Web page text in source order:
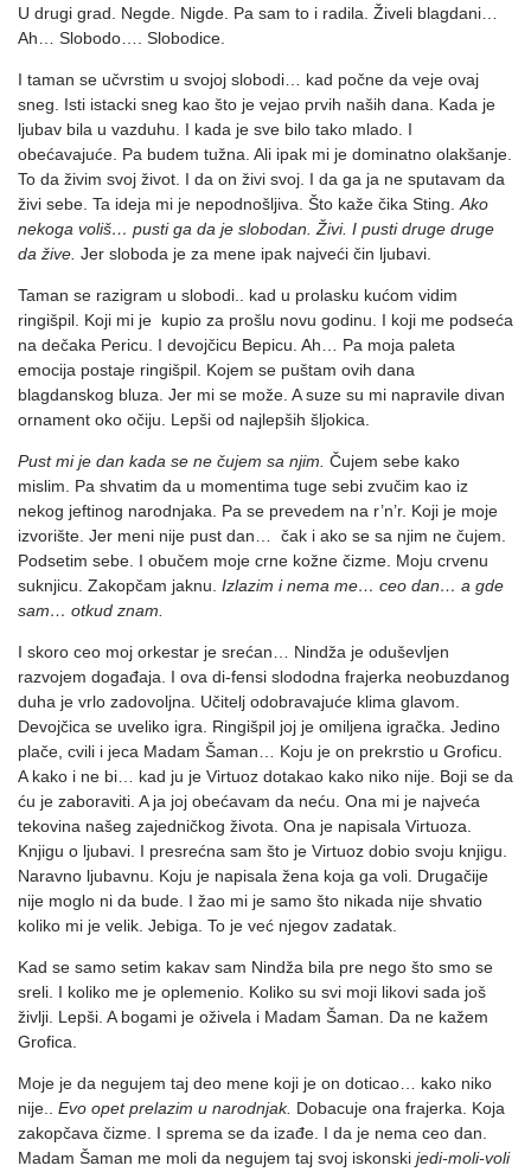
U drugi grad. Negde. Nigde. Pa sam to i radila. Živeli blagdani…
Ah… Slobodo…. Slobodice.
I taman se učvrstim u svojoj slobodi… kad počne da veje ovaj
sneg. Isti istacki sneg kao što je vejao prvih naših dana. Kada je
ljubav bila u vazduhu. I kada je sve bilo tako mlado. I
obećavajuće. Pa budem tužna. Ali ipak mi je dominatno olakšanje.
To da živim svoj život. I da on živi svoj. I da ga ja ne sputavam da
živi sebe. Ta ideja mi je nepodnošljiva. Što kaže čika Sting. Ako
nekoga voliš… pusti ga da je slobodan. Živi. I pusti druge druge
da žive. Jer sloboda je za mene ipak najveći čin ljubavi.
Taman se razigram u slobodi.. kad u prolasku kućom vidim
ringišpil. Koji mi je kupio za prošlu novu godinu. I koji me podseća
na dečaka Pericu. I devojčicu Bepicu. Ah… Pa moja paleta
emocija postaje ringišpil. Kojem se puštam ovih dana
blagdanskog bluza. Jer mi se može. A suze su mi napravile divan
ornament oko očiju. Lepši od najlepših šljokica.
Pust mi je dan kada se ne čujem sa njim. Čujem sebe kako
mislim. Pa shvatim da u momentima tuge sebi zvučim kao iz
nekog jeftinog narodnjaka. Pa se prevedem na r’n’r. Koji je moje
izvorište. Jer meni nije pust dan… čak i ako se sa njim ne čujem.
Podsetim sebe. I obučem moje crne kožne čizme. Moju crvenu
suknjicu. Zakopčam jaknu. Izlazim i nema me… ceo dan… a gde
sam… otkud znam.
I skoro ceo moj orkestar je srećan… Nindža je oduševljen
razvojem događaja. I ova di-fensi slododna frajerka neobuzdanog
duha je vrlo zadovoljna. Učitelj odobravajuće klima glavom.
Devojčica se uveliko igra. Ringišpil joj je omiljena igračka. Jedino
plače, cvili i jeca Madam Šaman… Koju je on prekrstio u Groficu.
A kako i ne bi… kad ju je Virtuoz dotakao kako niko nije. Boji se da
ću je zaboraviti. A ja joj obećavam da neću. Ona mi je najveća
tekovina našeg zajedničkog života. Ona je napisala Virtuoza.
Knjigu o ljubavi. I presrećna sam što je Virtuoz dobio svoju knjigu.
Naravno ljubavnu. Koju je napisala žena koja ga voli. Drugačije
nije moglo ni da bude. I žao mi je samo što nikada nije shvatio
koliko mi je velik. Jebiga. To je već njegov zadatak.
Kad se samo setim kakav sam Nindža bila pre nego što smo se
sreli. I koliko me je oplemenio. Koliko su svi moji likovi sada još
življi. Lepši. A bogami je oživela i Madam Šaman. Da ne kažem
Grofica.
Moje je da negujem taj deo mene koji je on doticao… kako niko
nije.. Evo opet prelazim u narodnjak. Dobacuje ona frajerka. Koja
zakopčava čizme. I sprema se da izađe. I da je nema ceo dan.
Madam Šaman me moli da negujem taj svoj iskonski jedi-moli-voli